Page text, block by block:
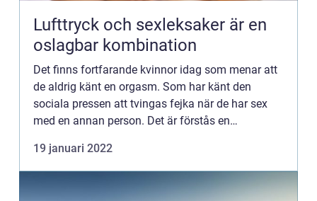
Lufttryck och sexleksaker är en
oslagbar kombination
Det finns fortfarande kvinnor idag som menar att
de aldrig känt en orgasm. Som har känt den
sociala pressen att tvingas fejka när de har sex
med en annan person. Det är förstås en
inte ens för en person m...
19 januari 2022